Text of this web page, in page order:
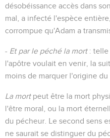
désobéissance accès dans
mal, a infecté l'espèce
corrompue qu'Adam a
- Et par le péché la mort: telle
l'apôtre voulait en venir, la
moins de marquer l'origine
La mortpeut être la mort
l'être moral, ou la mort
du pécheur. Le second sens
ne saurait se distinguer du